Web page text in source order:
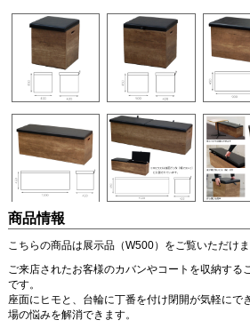
商品情報
こちらの商品は展示品（W500）をご覧いただけま
ご来店されたお客様のカバンやコートを収納する
です。
座面にヒモと、台輪に丁番を付け閉開が気軽にで
場の悩みを解消できます。